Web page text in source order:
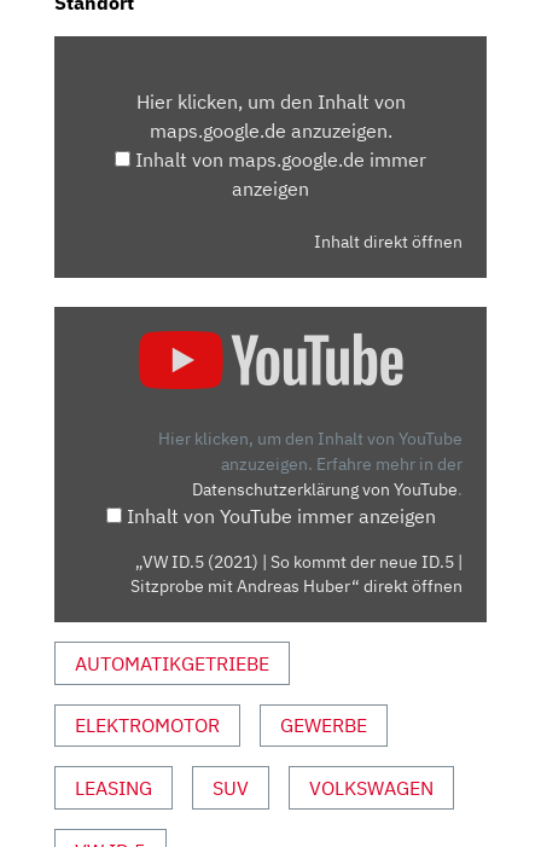
MAPS.GOOGLE.DEHier klicken, um den Inhalt von
maps.google.de anzuzeigen.
Inhalt von maps.google.de immer
anzeigen
Inhalt direkt öffnen
MIT
ANDREAS
VON
YOUTUBE
ANZEIGEN
Hier klicken, um den Inhalt von YouTube
anzuzeigen. Erfahre mehr in der
Datenschutzerklärung von YouTube.
Inhalt von YouTube immer anzeigen
„VW ID.5 (2021) | So kommt der neue ID.5 |
Sitzprobe mit Andreas Huber“ direkt öffnen
AUTOMATIKGETRIEBE
ELEKTROMOTOR GEWERBE
LEASING SUV VOLKSWAGEN